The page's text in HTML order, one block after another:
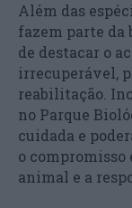
Além das
fazem parte da
de destacar o
irrecuperável,
reabilitação.
no Parque
cuidada e
o compromisso
animal e a